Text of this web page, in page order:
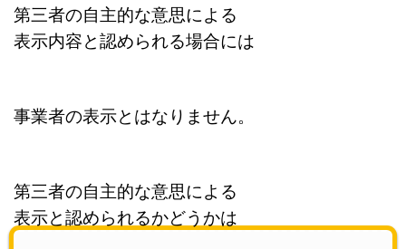
第三者の自主的な意思による
表示内容と認められる場合には
事業者の表示とはなりません。
第三者の自主的な意思による
表示と認められるかどうかは